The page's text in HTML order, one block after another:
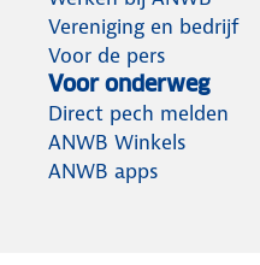
Vereniging en bedrijf
Voor de pers
Voor onderweg
Direct pech melden
ANWB Winkels
ANWB apps